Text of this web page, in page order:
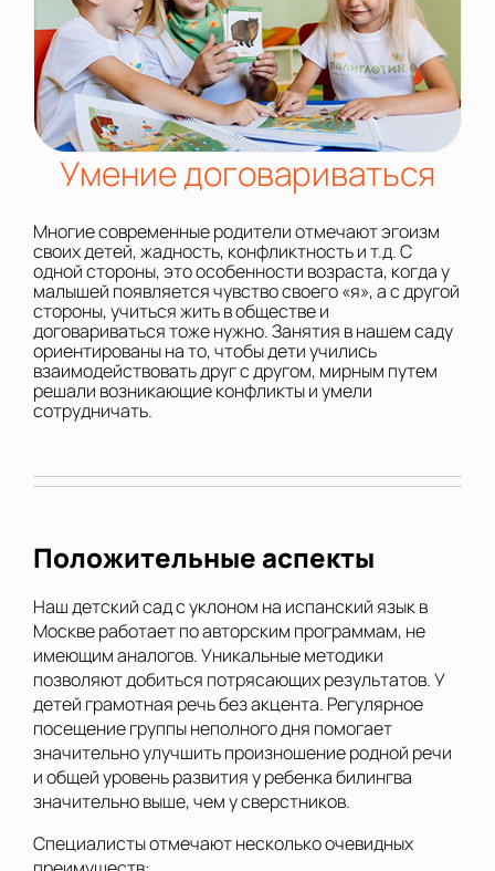
Умение договариваться
Многие современные родители отмечают эгоизм
своих детей, жадность, конфликтность и т.д. С
одной стороны, это особенности возраста, когда у
малышей появляется чувство своего «я», а с другой
стороны, учиться жить в обществе и
договариваться тоже нужно. Занятия в нашем саду
ориентированы на то, чтобы дети учились
взаимодействовать друг с другом, мирным путем
решали возникающие конфликты и умели
сотрудничать.
Положительные аспекты
Наш детский сад с уклоном на испанский язык в
Москве работает по авторским программам, не
имеющим аналогов. Уникальные методики
позволяют добиться потрясающих результатов. У
детей грамотная речь без акцента. Регулярное
посещение группы неполного дня помогает
значительно улучшить произношение родной речи
и общей уровень развития у ребенка билингва
значительно выше, чем у сверстников.
Специалисты отмечают несколько очевидных